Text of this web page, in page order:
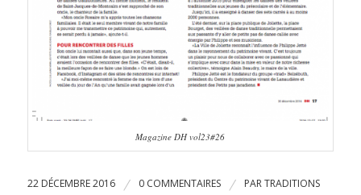
Magazine DH vol23#26
22 DÉCEMBRE 2016 / 0 COMMENTAIRES / PARTRADITIONS